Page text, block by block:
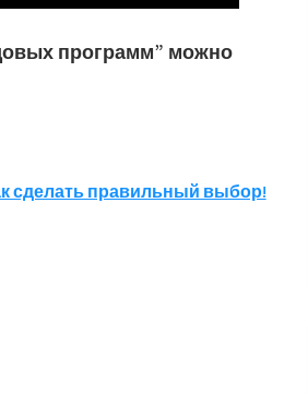
программ” можно
сделать правильный выбор!